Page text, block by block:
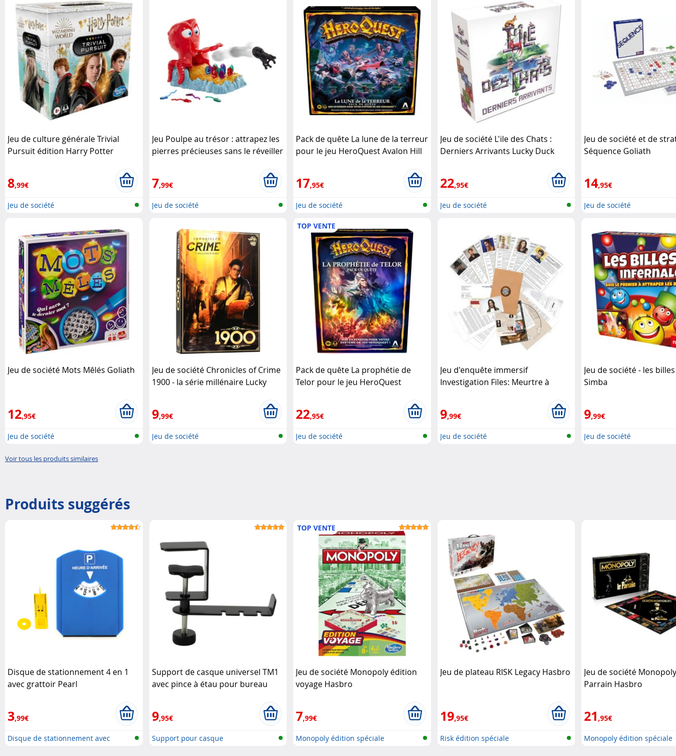
Jeu de culture générale Trivial
Pursuit édition Harry Potter
8,99€
Jeu de société
Jeu Poulpe au trésor : attrapez les
pierres précieuses sans le réveiller
7,99€
Jeu de société
Pack de quête La lune de la terreur
pour le jeu HeroQuest Avalon Hill
17,95€
Jeu de société
Jeu de société L'ile des Chats :
Derniers Arrivants Lucky Duck
22,95€
Jeu de société
Jeu de société et de
Séquence Goliath
14,95€
Jeu de société
Jeu de société Mots Mêlés Goliath
12,95€
Jeu de société
Jeu de société Chronicles of Crime
1900 - la série millénaire Lucky
9,99€
Jeu de société
TOP VENTE
Pack de quête La prophétie de
Telor pour le jeu HeroQuest
22,95€
Jeu de société
Jeu d'enquête immersif
Investigation Files: Meurtre à
9,99€
Jeu de société
Jeu de société - les
Simba
9,99€
Jeu de société
Voir tous les produits similaires
Produits suggérés
Disque de stationnement 4 en 1
avec grattoir Pearl
3,99€
Disque de stationnement avec
Support de casque universel TM1
avec pince à étau pour bureau
9,95€
Support pour casque
TOP VENTE
Jeu de société Monopoly édition
voyage Hasbro
7,99€
Monopoly édition spéciale
Jeu de plateau RISK Legacy Hasbro
19,95€
Risk édition spéciale
Jeu de société
Parrain Hasbro
21,95€
Monopoly édition spéciale